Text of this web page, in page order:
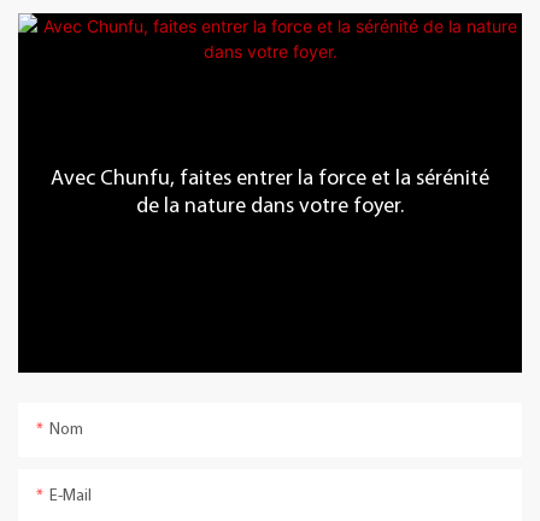
Avec Chunfu, faites entrer la force et la sérénité
de la nature dans votre foyer.
Nom
E-Mail